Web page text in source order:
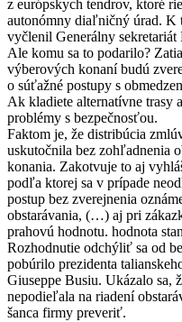
z európskych tendrov, ktoré
autonómny diaľničný úrad.
vyčlenil Generálny sekretariát
Ale komu sa to podarilo?
výberových konaní budú
o súťažné postupy s
Ak kladiete alternatívne trasy
problémy s bezpečnosťou.
Faktom je, že distribúcia
uskutočnila bez zohľadnenia
konania. Zakotvuje to aj
podľa ktorej sa v prípade
postup bez zverejnenia
obstarávania, (…) aj pri
prahovú hodnotu. hodnota
Rozhodnutie odchýliť sa od
pobúrilo prezidenta
Giuseppe Busiu. Ukázalo sa,
nepodieľala na riadení
šanca firmy preveriť.